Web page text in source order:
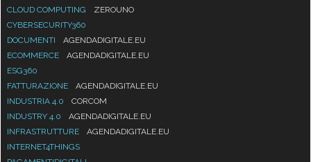
CLOUD COMPUTING
ZEROUNO
CYBERSECURITY360
DOCUMENTI
AGENDADIGITALE.EU
ECOMMERCE
AGENDADIGITALE.EU
ESG360
FATTURAZIONE
AGENDADIGITALE.EU
INDUSTRIA 4.0
CORCOM
INDUSTRY 4.0
AGENDADIGITALE.EU
INFRASTRUTTURE
AGENDADIGITALE.EU
INTERNET4THINGS